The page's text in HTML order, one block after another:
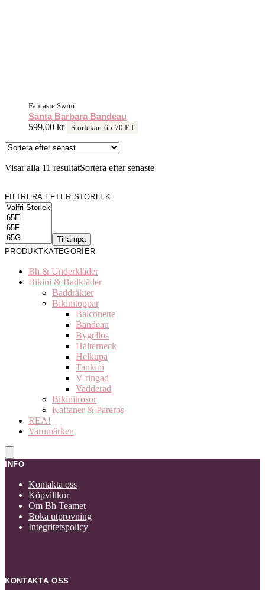
Fantasie Swim
Santa Barbara Bandeau
599,00 kr Storlekar: 65-70 F-I
Visar alla 11 resultatSortera efter senaste
FILTRERA EFTER STORLEK
Tillämpa
PRODUKTKATEGORIER
Bh & Underkläder
Bikini & Badkläder
Baddräkter
Bikinitoppar
Balconette
Bandeau
Bygellös
Halterneck
Helkupa
Tankini
V-ringad
Vadderad
Bikinitrosor
Kaftaner & Pareros
REA!
Varumärken
INFO
Kontakta oss
Köpvillkor
Om Bh Teamet
Boka utprovning
Integritetspolicy
KONTAKTA OSS